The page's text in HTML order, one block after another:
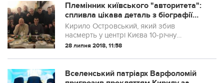
Племінник київського "авторитета":
спливла цікава деталь з біографії
мажора-вбивцi на Хаммері (фото)
Кирило Островський, який збив
насмерть у центрі Києва 10-річну
дівчинку, є родичем судимого
ОЗУ, яке “працювало” з нерухомістю.
28 липня 2018, 11:58
Вселенський патріарх Варфоломій